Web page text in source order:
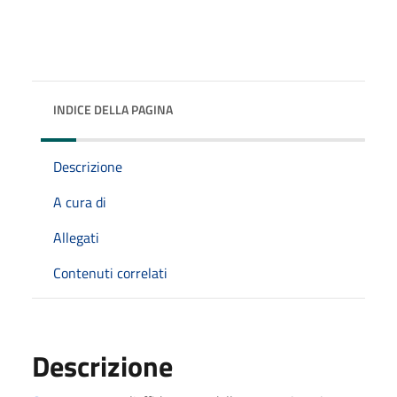
INDICE DELLA PAGINA
Descrizione
A cura di
Allegati
Contenuti correlati
Descrizione